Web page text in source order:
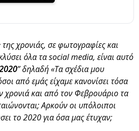
χρονιάς, σε φωτογραφίες και
όλα τα social media, είναι αυτό
” δηλαδή «Τα σχέδια μου
από εμάς είχαμε κανονίσει τόσα
χρονιά και από τον Φεβρουάριο τα
Αρκούν οι υπόλοιποι
το 2020 για όσα μας έτυχαν;